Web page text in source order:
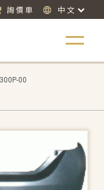
詢價車 中文
00